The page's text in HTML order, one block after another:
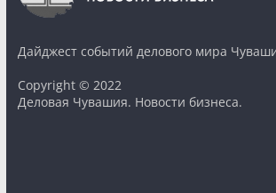
Дайджест событий делового мира
Copyright © 2022
Деловая Чувашия. Новости бизнеса.